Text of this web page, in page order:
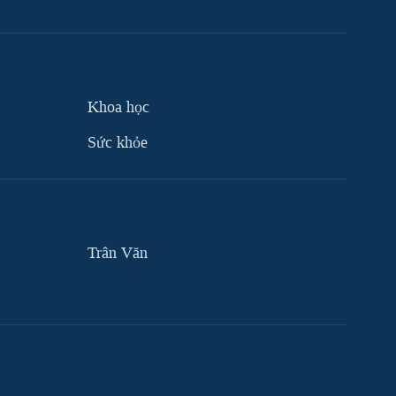
Khoa học
Sức khỏe
Trân Văn